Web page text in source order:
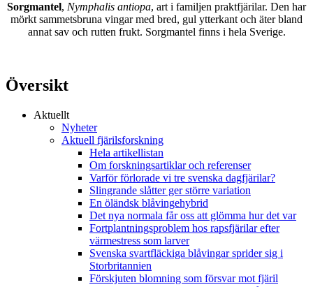
Sorgmantel, Nymphalis antiopa, art i familjen praktfjärilar. Den har
mörkt sammetsbruna vingar med bred, gul ytterkant och äter bland
annat sav och rutten frukt. Sorgmantel finns i hela Sverige.
Översikt
Aktuellt
Nyheter
Aktuell fjärilsforskning
Hela artikellistan
Om forskningsartiklar och referenser
Varför förlorade vi tre svenska dagfjärilar?
Slingrande slåtter ger större variation
En öländsk blåvingehybrid
Det nya normala får oss att glömma hur det var
Fortplantningsproblem hos rapsfjärilar efter
värmestress som larver
Svenska svartfläckiga blåvingar sprider sig i
Storbritannien
Förskjuten blomning som försvar mot fjäril